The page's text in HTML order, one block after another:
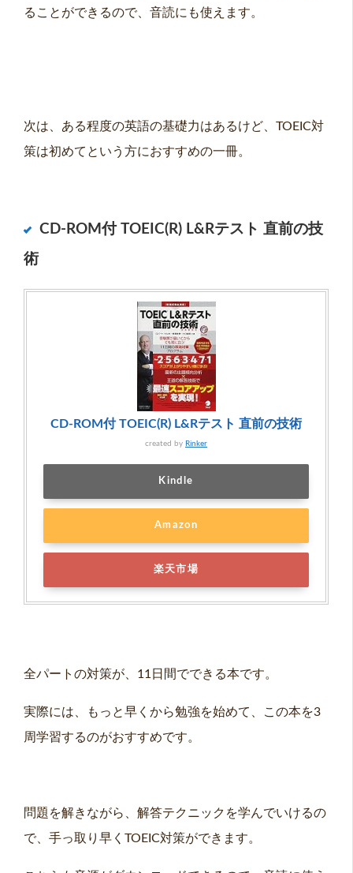
ることができるので、音読にも使えます。
次は、ある程度の英語の基礎力はあるけど、TOEIC対
策は初めてという方におすすめの一冊。
CD-ROM付 TOEIC(R) L&Rテスト 直前の技
術
CD-ROM付 TOEIC(R) L&Rテスト 直前の技術
created by Rinker
Kindle
Amazon
楽天市場
全パートの対策が、11日間でできる本です。
実際には、もっと早くから勉強を始めて、この本を3
周学習するのがおすすめです。
問題を解きながら、解答テクニックを学んでいけるの
で、手っ取り早くTOEIC対策ができます。